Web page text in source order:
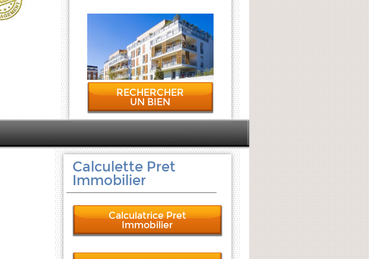
RECHERCHER
UN BIEN
Calculette Pret
Immobilier
Calculatrice Pret
Immobilier